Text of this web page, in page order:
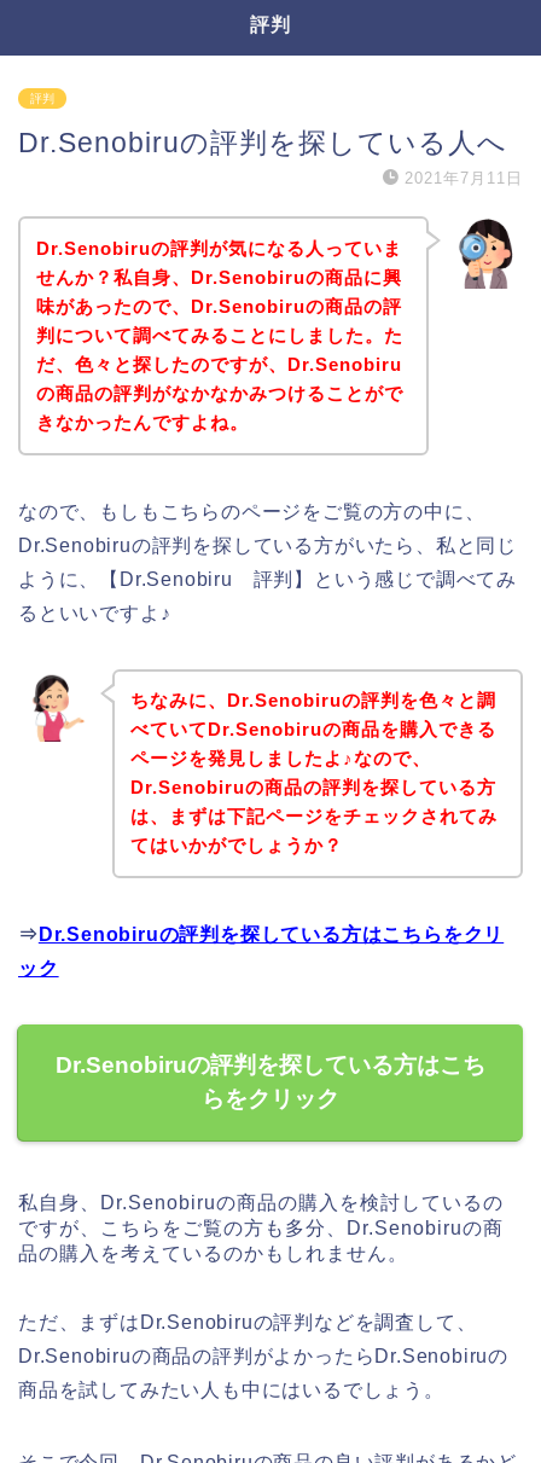
評判
評判
Dr.Senobiruの評判を探している人へ
2021年7月11日
Dr.Senobiruの評判が気になる人っていま
せんか？私自身、Dr.Senobiruの商品に興
味があったので、Dr.Senobiruの商品の評
判について調べてみることにしました。た
だ、色々と探したのですが、Dr.Senobiru
の商品の評判がなかなかみつけることがで
きなかったんですよね。
なので、もしもこちらのページをご覧の方の中に、
Dr.Senobiruの評判を探している方がいたら、私と同じ
ように、【Dr.Senobiru 評判】という感じで調べてみ
るといいですよ♪
ちなみに、Dr.Senobiruの評判を色々と調
べていてDr.Senobiruの商品を購入できる
ページを発見しましたよ♪なので、
Dr.Senobiruの商品の評判を探している方
は、まずは下記ページをチェックされてみ
てはいかがでしょうか？
⇒ Dr.Senobiruの評判を探している方はこちらをクリ
ック
Dr.Senobiruの評判を探している方はこち
らをクリック
私自身、Dr.Senobiruの商品の購入を検討しているの
ですが、こちらをご覧の方も多分、Dr.Senobiruの商
品の購入を考えているのかもしれません。
ただ、まずはDr.Senobiruの評判などを調査して、
Dr.Senobiruの商品の評判がよかったらDr.Senobiruの
商品を試してみたい人も中にはいるでしょう。